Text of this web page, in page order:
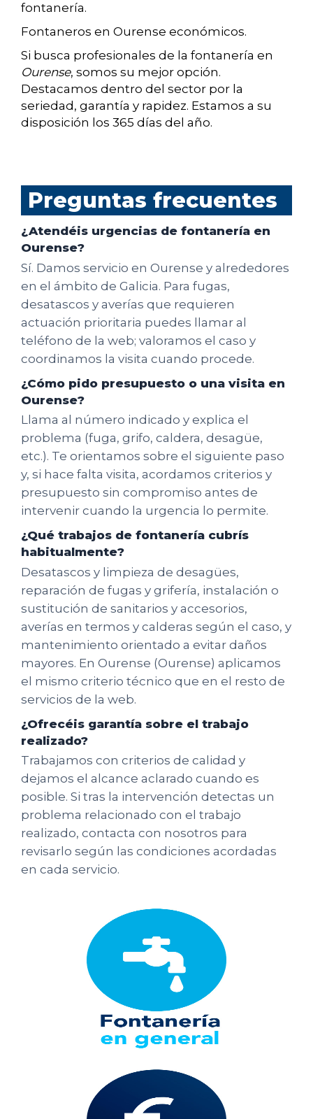
fontanería.
Fontaneros en Ourense económicos.
Si busca profesionales de la fontanería en
Ourense, somos su mejor opción.
Destacamos dentro del sector por la
seriedad, garantía y rapidez. Estamos a su
disposición los 365 días del año.
Preguntas frecuentes
¿Atendéis urgencias de fontanería en
Ourense?
Sí. Damos servicio en Ourense y alrededores
en el ámbito de Galicia. Para fugas,
desatascos y averías que requieren
actuación prioritaria puedes llamar al
teléfono de la web; valoramos el caso y
coordinamos la visita cuando procede.
¿Cómo pido presupuesto o una visita en
Ourense?
Llama al número indicado y explica el
problema (fuga, grifo, caldera, desagüe,
etc.). Te orientamos sobre el siguiente paso
y, si hace falta visita, acordamos criterios y
presupuesto sin compromiso antes de
intervenir cuando la urgencia lo permite.
¿Qué trabajos de fontanería cubrís
habitualmente?
Desatascos y limpieza de desagües,
reparación de fugas y grifería, instalación o
sustitución de sanitarios y accesorios,
averías en termos y calderas según el caso, y
mantenimiento orientado a evitar daños
mayores. En Ourense (Ourense) aplicamos
el mismo criterio técnico que en el resto de
servicios de la web.
¿Ofrecéis garantía sobre el trabajo
realizado?
Trabajamos con criterios de calidad y
dejamos el alcance aclarado cuando es
posible. Si tras la intervención detectas un
problema relacionado con el trabajo
realizado, contacta con nosotros para
revisarlo según las condiciones acordadas
en cada servicio.